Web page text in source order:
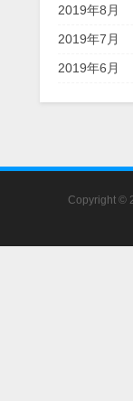
2019年8月
2019年7月
2019年6月
Copyright ©